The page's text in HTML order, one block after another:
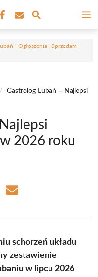
- Ogłoszenia | Sprzedam |
/
Gastrolog Lubań – Najlepsi
2026 roku
Share
schorzeń układu
zestawienie
w lipcu 2026